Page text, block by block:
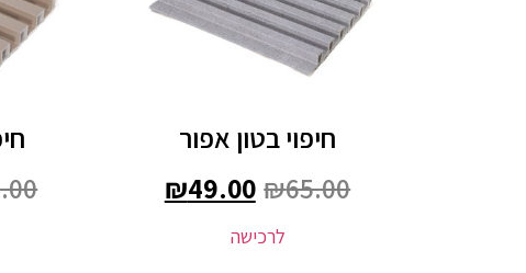
חיפוי בטון אפור
₪65.00
₪49.00
לרכישה